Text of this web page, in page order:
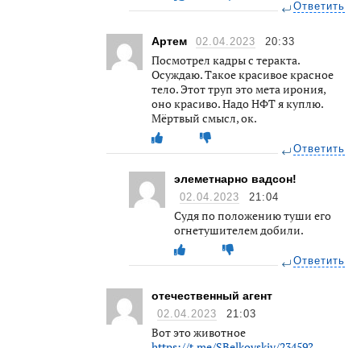
Ответить
Артем 02.04.2023 20:33
Посмотрел кадры с теракта.
Осуждаю. Такое красивое красное
тело. Этот труп это мета ирония,
оно красиво. Надо НФТ я куплю.
Мёртвый смысл, ок.
Ответить
элеметнарно вадсон!
02.04.2023 21:04
Судя по положению туши его
огнетушителем добили.
Ответить
отечественный агент
02.04.2023 21:03
Вот это животное